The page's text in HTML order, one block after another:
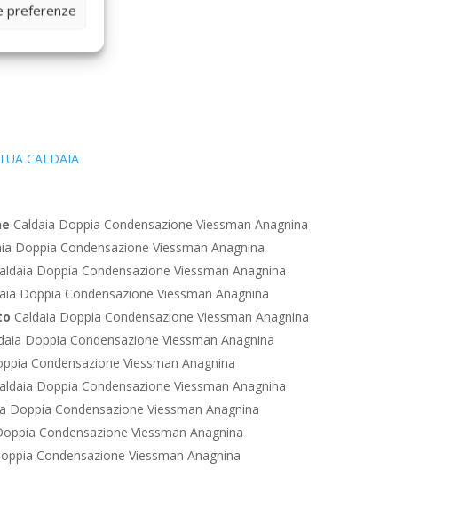
preferenze
CALDAIA
Caldaia Doppia Condensazione Viessman Anagnina
Doppia Condensazione Viessman Anagnina
Doppia Condensazione Viessman Anagnina
Doppia Condensazione Viessman Anagnina
Caldaia Doppia Condensazione Viessman Anagnina
Doppia Condensazione Viessman Anagnina
Condensazione Viessman Anagnina
Doppia Condensazione Viessman Anagnina
Doppia Condensazione Viessman Anagnina
Condensazione Viessman Anagnina
Condensazione Viessman Anagnina